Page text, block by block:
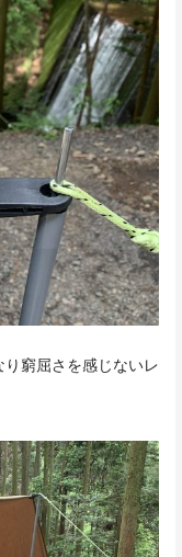
窮屈さを感じないレ